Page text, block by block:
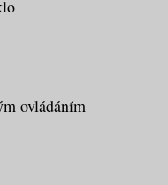
ovládáním